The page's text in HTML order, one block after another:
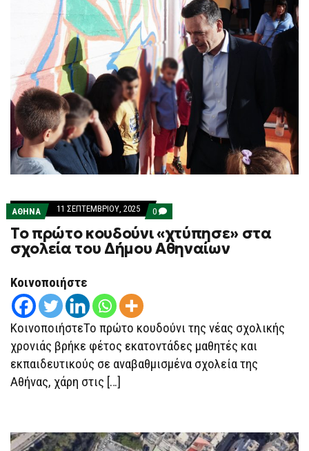
ΑΘΗΝΑ 11 ΣΕΠΤΕΜΒΡΊΟΥ, 2025 0 COMMENTS
ON
ΤΟ
ΠΡΏΤΟ
ΚΟΥΔΟΎΝΙ
Το πρώτο κουδούνι «χτύπησε» στα
σχολεία του Δήμου Αθηναίων
Κοινοποιήστε
ΚοινοποιήστεΤο πρώτο κουδούνι της νέας σχολικής
χρονιάς βρήκε φέτος εκατοντάδες μαθητές και
εκπαιδευτικούς σε αναβαθμισμένα σχολεία της
Αθήνας, χάρη στις […]